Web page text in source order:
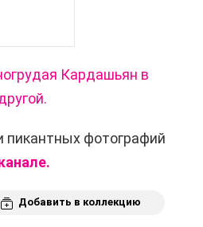
Кардашьян в
пикантных фотографий
Добавить в коллекцию